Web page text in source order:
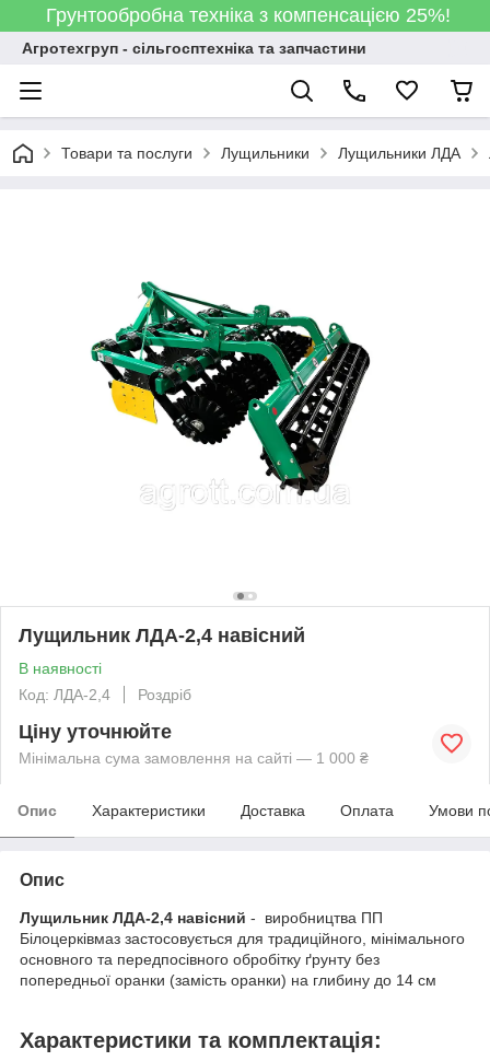
Грунтообробна техніка з компенсацією 25%!
Агротехгруп - сільгосптехніка та запчастини
Товари та послуги Лущильники Лущильники ЛДА
Лущильник ЛДА-2,4 навісний
В наявності
Код: ЛДА-2,4
Роздріб
Ціну уточнюйте
Мінімальна сума замовлення на сайті — 1 000 ₴
Опис Характеристики Доставка Оплата Умови
Опис
Лущильник ЛДА-2,4 навісний - виробництва ПП
Білоцерківмаз застосовується для традиційного, мінімального
основного та передпосівного обробітку ґрунту без
попередньої оранки (замість оранки) на глибину до 14 см
Характеристики та комплектація: